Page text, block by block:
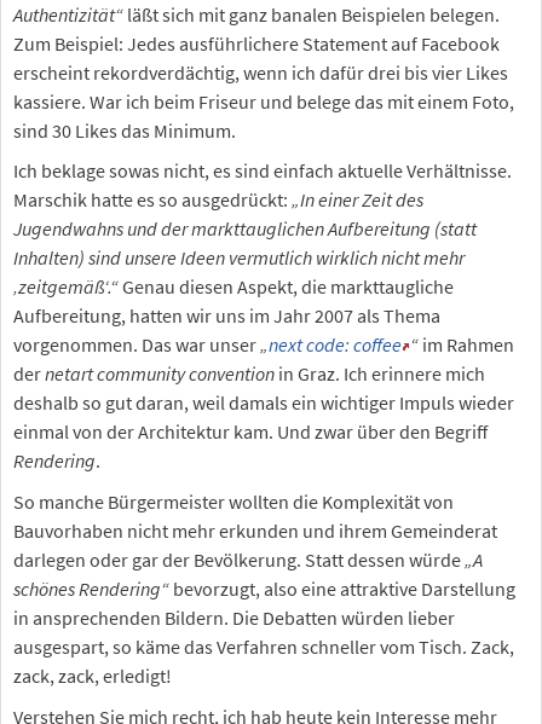
Authentizität“ läßt sich mit ganz banalen Beispielen belegen.
Zum Beispiel: Jedes ausführlichere Statement auf Facebook
erscheint rekordverdächtig, wenn ich dafür drei bis vier Likes
kassiere. War ich beim Friseur und belege das mit einem Foto,
sind 30 Likes das Minimum.
Ich beklage sowas nicht, es sind einfach aktuelle Verhältnisse.
Marschik hatte es so ausgedrückt: „In einer Zeit des
Jugendwahns und der markttauglichen Aufbereitung (statt
Inhalten) sind unsere Ideen vermutlich wirklich nicht mehr
‚zeitgemäß‘.“Genau diesen Aspekt, die markttaugliche
Aufbereitung, hatten wir uns im Jahr 2007 als Thema
vorgenommen. Das war unser„next code: coffee “ im Rahmen
dernetart community convention in Graz. Ich erinnere mich
deshalb so gut daran, weil damals ein wichtiger Impuls wieder
einmal von der Architektur kam. Und zwar über den Begriff
Rendering.
So manche Bürgermeister wollten die Komplexität von
Bauvorhaben nicht mehr erkunden und ihrem Gemeinderat
darlegen oder gar der Bevölkerung. Statt dessen würde„A
schönes Rendering“ bevorzugt, also eine attraktive Darstellung
in ansprechenden Bildern. Die Debatten würden lieber
ausgespart, so käme das Verfahren schneller vom Tisch. Zack,
zack, zack, erledigt!
Verstehen Sie mich recht, ich hab heute kein Interesse mehr